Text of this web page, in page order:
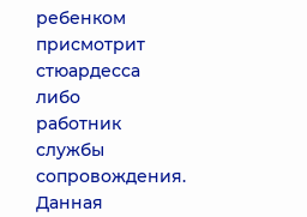
ребенком
присмотрит
стюардесса
либо
работник
службы
сопровождения.
Данная